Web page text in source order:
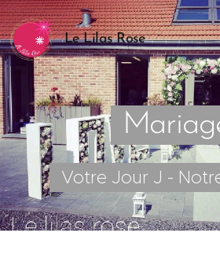
Le Lilas Rose
Votre Jour J -